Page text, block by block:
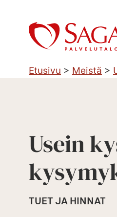
sisältöön
Etusivu > Meistä >
Usein
TUET JA HINNAT